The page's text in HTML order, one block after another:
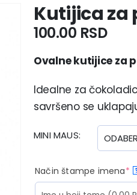
Kutijica za
100.00 RSD
Ovalne kutijice za
Idealne za
savršeno se
MINI MAUS
Način štampe imena*